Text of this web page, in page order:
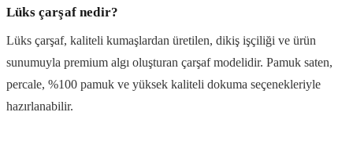
Lüks çarşaf nedir?
Lüks çarşaf, kaliteli kumaşlardan üretilen, dikiş işçiliği ve ürün
sunumuyla premium algı oluşturan çarşaf modelidir. Pamuk saten,
percale, %100 pamuk ve yüksek kaliteli dokuma seçenekleriyle
hazırlanabilir.